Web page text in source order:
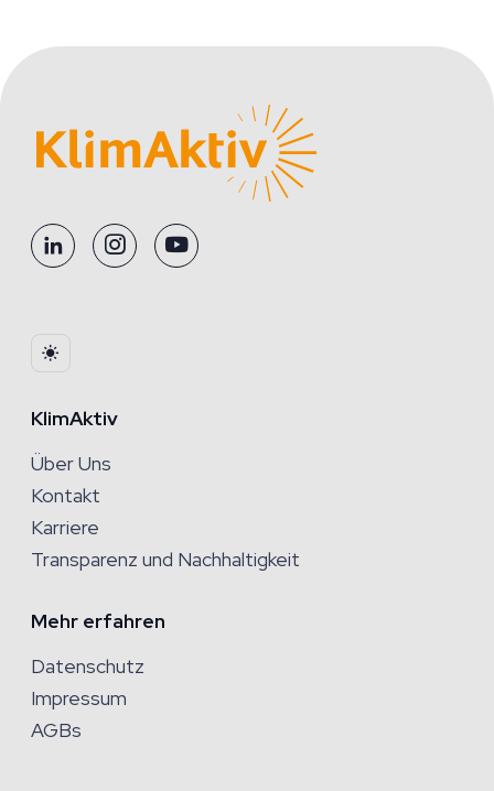
KlimAktiv
Über Uns
Kontakt
Karriere
Transparenz und Nachhaltigkeit
Mehr erfahren
Datenschutz
Impressum
AGBs